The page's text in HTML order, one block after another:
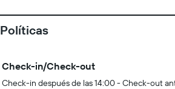
Políticas
Check-in/Check-out
Check-in después de las 14:00 - Check-out